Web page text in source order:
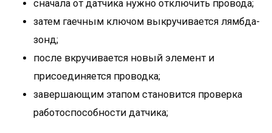
сначала от датчика нужно отключить провода;
затем гаечным ключом выкручивается лямбда-
зонд;
после вкручивается новый элемент и
присоединяется проводка;
завершающим этапом становится проверка
работоспособности датчика;